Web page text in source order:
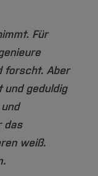
Für
forscht. Aber
geduldig
das
weiß.